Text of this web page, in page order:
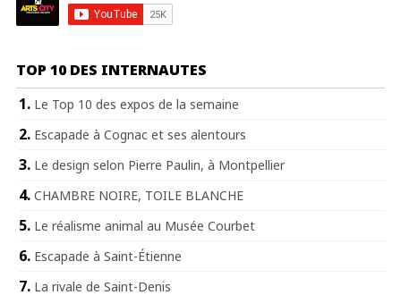
TOP 10 DES INTERNAUTES
Le Top 10 des expos de la semaine
Escapade à Cognac et ses alentours
Le design selon Pierre Paulin, à Montpellier
CHAMBRE NOIRE, TOILE BLANCHE
Le réalisme animal au Musée Courbet
Escapade à Saint-Étienne
La rivale de Saint-Denis